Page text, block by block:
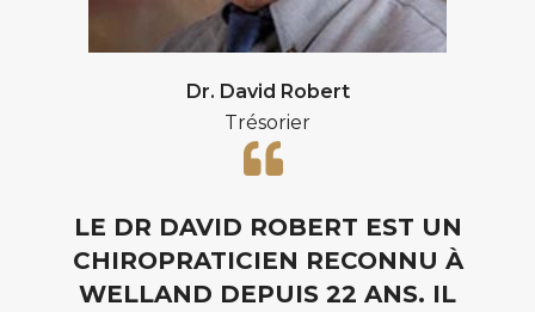
Dr. David Robert
Trésorier
LE DR DAVID ROBERT EST UN
CHIROPRATICIEN RECONNU À
WELLAND DEPUIS 22 ANS. IL